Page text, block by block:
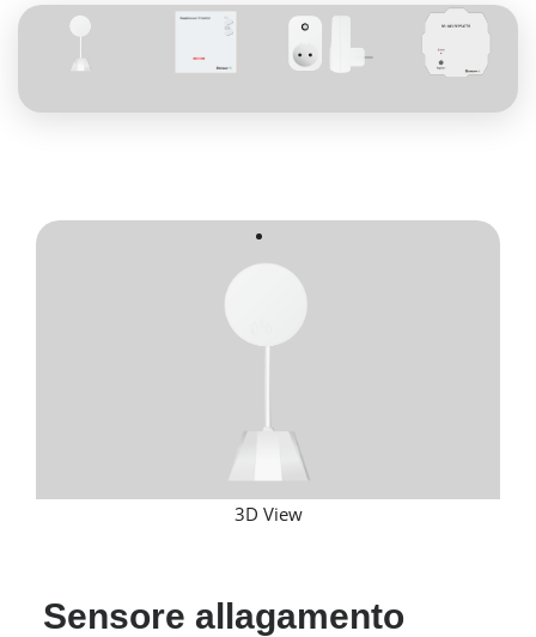
3D View
Sensore allagamento